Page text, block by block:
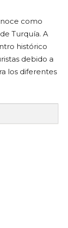
como
Turquía. A
histórico
debido a
los diferentes